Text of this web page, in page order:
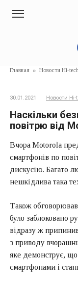
Главная » Новости Hi-tech
30.01.2021 Новости Hi-
Наскільки
повітрю від
Вчора Motorola
смартфонів по
дискусію. Багато
нешкідлива така
Також
було заблоковано
відразу ж
з приводу
яке демонструє,
смартфонами і